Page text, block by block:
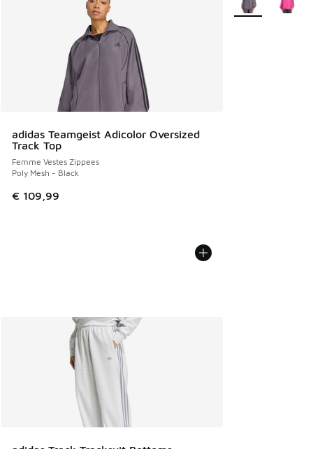
adidas Teamgeist Adicolor Oversized
Track Top
Femme Vestes Zippees
Poly Mesh - Black
€ 109,99